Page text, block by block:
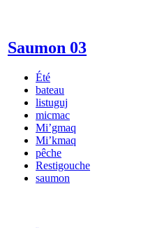
Saumon 03
Été
bateau
listuguj
micmac
Mi’gmaq
Mi’kmaq
pêche
Restigouche
saumon